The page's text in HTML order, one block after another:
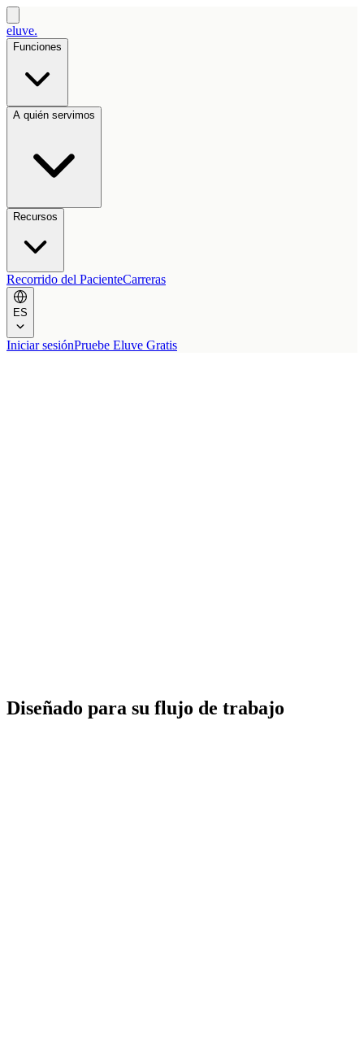
eluve.
Funciones
A quién servimos
Recursos
Recorrido del PacienteCarreras
ES
Iniciar sesiónPruebe Eluve Gratis
Diseñado para su flujo de trabajo